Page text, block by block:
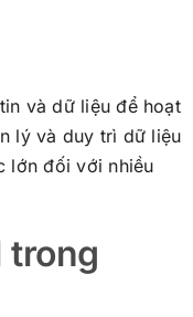
và dữ liệu để hoạt
lý và duy trì dữ liệu
lớn đối với nhiều
trong